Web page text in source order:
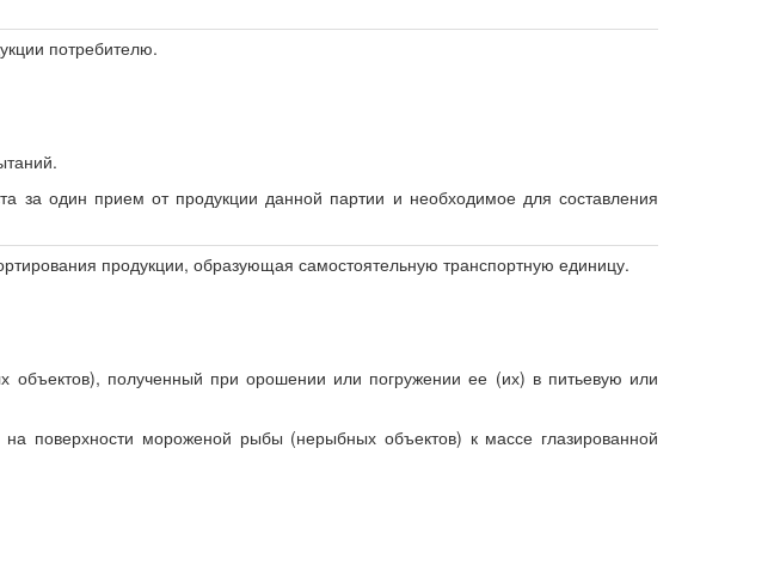
потребителю.
за один прием от продукции данной партии и необходимое для составления
продукции, образующая самостоятельную транспортную единицу.
полученный при орошении или погружении ее (их) в питьевую или
поверхности мороженой рыбы (нерыбных объектов) к массе глазированной